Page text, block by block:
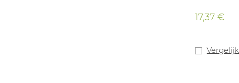
17,37 €
Vergelijk